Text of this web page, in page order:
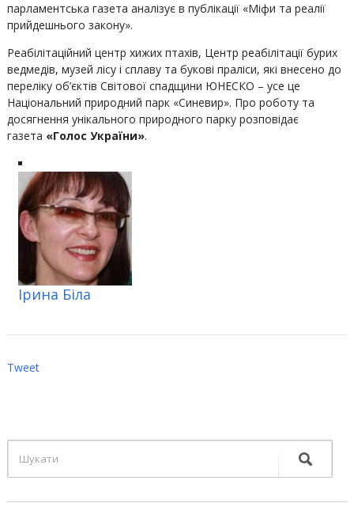
парламентська газета аналізує в публікації «Міфи та реалії
прийдешнього закону».
Реабілітаційний центр хижих птахів, Центр реабілітації бурих
ведмедів, музей лісу і сплаву та букові праліси, які внесено до
переліку об’єктів Світової спадщини ЮНЕСКО – усе це
Національний природний парк «Синевир». Про роботу та
досягнення унікального природного парку розповідає
газета «Голос України».
Ірина Біла
Tweet